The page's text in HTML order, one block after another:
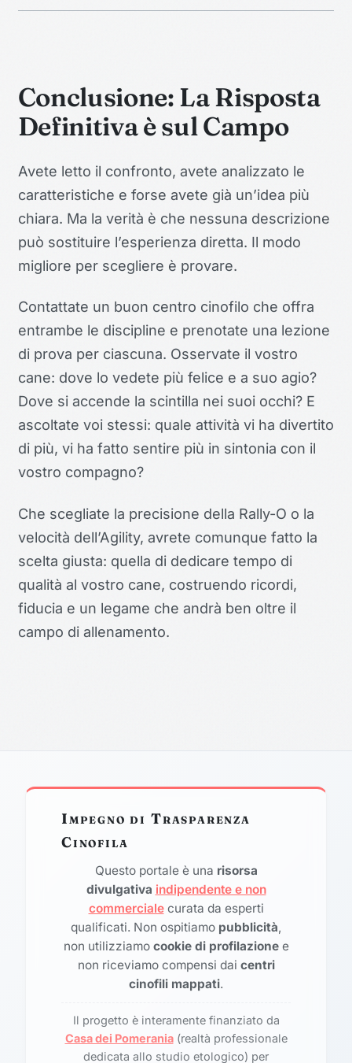
Conclusione: La Risposta
Definitiva è sul Campo
Avete letto il confronto, avete analizzato le
caratteristiche e forse avete già un’idea più
chiara. Ma la verità è che nessuna descrizione
può sostituire l’esperienza diretta. Il modo
migliore per scegliere è provare.
Contattate un buon centro cinofilo che offra
entrambe le discipline e prenotate una lezione
di prova per ciascuna. Osservate il vostro
cane: dove lo vedete più felice e a suo agio?
Dove si accende la scintilla nei suoi occhi? E
ascoltate voi stessi: quale attività vi ha divertito
di più, vi ha fatto sentire più in sintonia con il
vostro compagno?
Che scegliate la precisione della Rally-O o la
velocità dell’Agility, avrete comunque fatto la
scelta giusta: quella di dedicare tempo di
qualità al vostro cane, costruendo ricordi,
fiducia e un legame che andrà ben oltre il
campo di allenamento.
Impegno di Trasparenza
Cinofila
Questo portale è una risorsa
divulgativa indipendente e non
commercialecurata da esperti
qualificati. Non ospitiamo pubblicità,
non utilizziamo cookie di profilazionee
non riceviamo compensi dai centri
cinofili mappati.
Il progetto è interamente finanziato da
Casa dei Pomerania(realtà professionale
dedicata allo studio etologico) per